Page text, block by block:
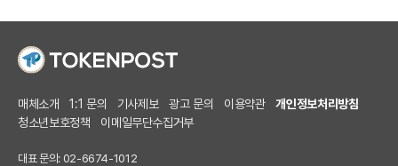
매체소개 1:1 문의 기사제보 광고 문의 이용약관
개인정보처리방침
청소년보호정책
이메일무단수집거부
대표 문의: 02-6674-1012